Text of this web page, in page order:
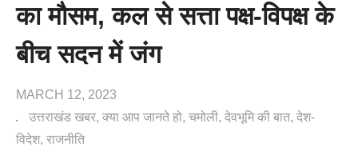
का मौसम, कल से सत्ता पक्ष-विपक्ष के
बीच सदन में जंग
MARCH 12, 2023
उत्तराखंड खबर क्या आप जानते हो चमोली देवभूमि की बात देश-
विदेश राजनीति